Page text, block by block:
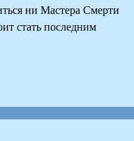
ни Мастера Смерти
стать последним